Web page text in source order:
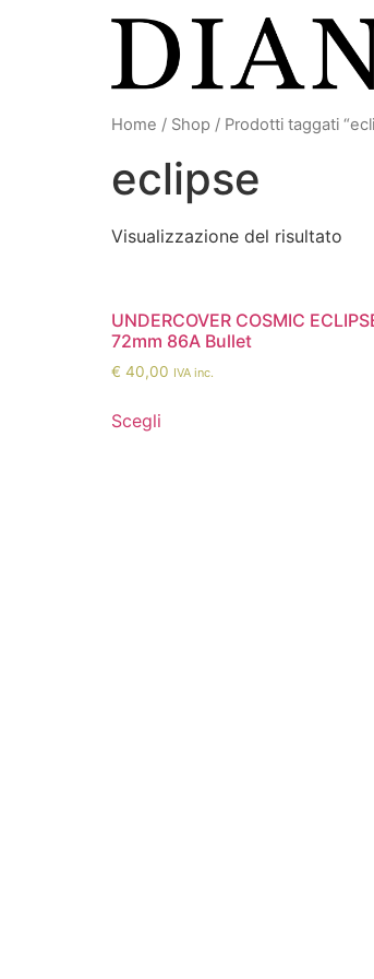
Home / Shop / Prodotti taggati
eclipse
Visualizzazione del risultato
UNDERCOVER COSMIC
72mm 86A Bullet
€ 40,00 IVA inc.
Scegli